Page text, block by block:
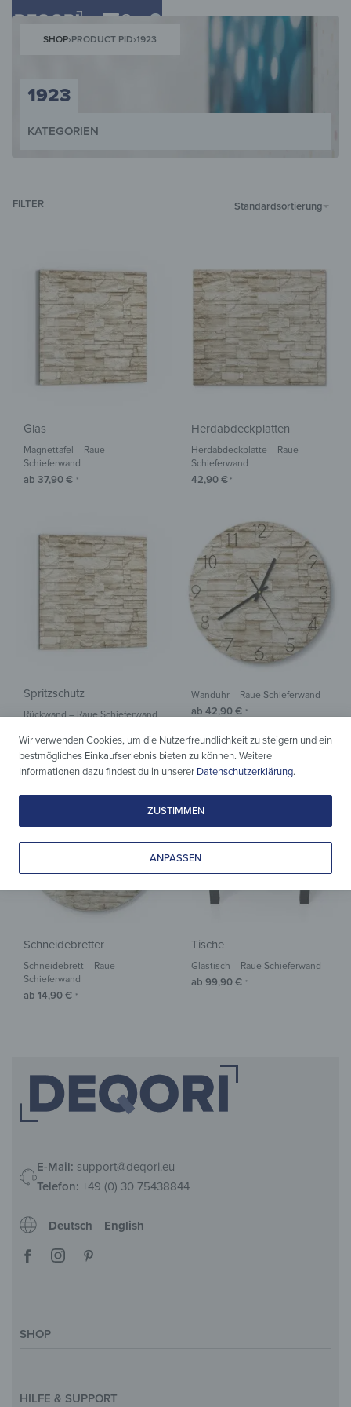
SHOP›PRODUCT PID›1923
1923
KATEGORIEN
Standardsortierung
FILTER
Glas
Magnettafel – Raue
Schieferwand
ab 37,90€ *
Herdabdeckplatten
Herdabdeckplatte – Raue
Schieferwand
42,90€ *
Spritzschutz
Rückwand – Raue Schieferwand
Wanduhr – Raue Schieferwand
ab 42,90€ *
Schneidebretter
Schneidebrett – Raue
Schieferwand
ab 14,90€ *
Tische
Glastisch – Raue Schieferwand
ab 99,90€ *
E-Mail: support@deqori.eu
Telefon: +49 (0) 30 75438844
Deutsch English
SHOP
Motive & Themenwelt
HILFE & SUPPORT
Wir verwenden Cookies, um die Nutzerfreundlichkeit zu steigern und ein
bestmögliches Einkaufserlebnis bieten zu können. Weitere
Informationen dazu findest du in unserer Datenschutzerklärung.
ZUSTIMMEN
ANPASSEN